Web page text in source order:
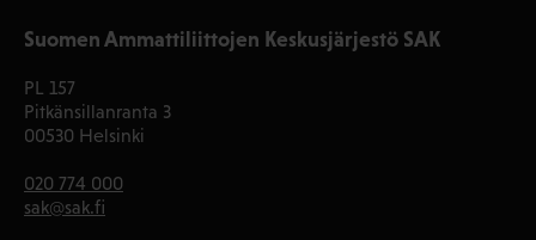
Suomen Ammattiliittojen Keskusjärjestö SAK
PL 157
Pitkänsillanranta 3
00530 Helsinki
020 774 000
sak@sak.fi